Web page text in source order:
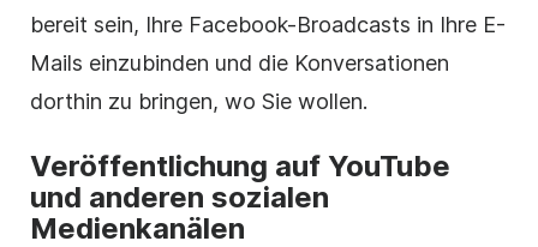
bereit sein, Ihre Facebook-Broadcasts in Ihre E-
Mails einzubinden und die Konversationen
dorthin zu bringen, wo Sie wollen.
Veröffentlichung auf YouTube
und anderen sozialen
Medienkanälen